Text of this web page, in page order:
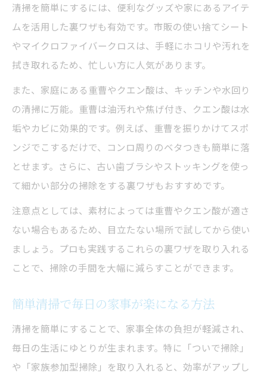
清掃を簡単にするには、便利なグッズや家にあるアイテ
ムを活用した裏ワザも有効です。市販の使い捨てシート
やマイクロファイバークロスは、手軽にホコリや汚れを
拭き取れるため、忙しい方に人気があります。
また、家庭にある重曹やクエン酸は、キッチンや水回り
の清掃に万能。重曹は油汚れや焦げ付き、クエン酸は水
垢やカビに効果的です。例えば、重曹を振りかけてスポ
ンジでこするだけで、コンロ周りのベタつきも簡単に落
とせます。さらに、古い歯ブラシやストッキングを使っ
て細かい部分の掃除をする裏ワザもおすすめです。
注意点としては、素材によっては重曹やクエン酸が適さ
ない場合もあるため、目立たない場所で試してから使い
ましょう。プロも実践するこれらの裏ワザを取り入れる
ことで、掃除の手間を大幅に減らすことができます。
簡単清掃で毎日の家事が楽になる方法
清掃を簡単にすることで、家事全体の負担が軽減され、
毎日の生活にゆとりが生まれます。特に「ついで掃除」
や「家族参加型掃除」を取り入れると、効率がアップし